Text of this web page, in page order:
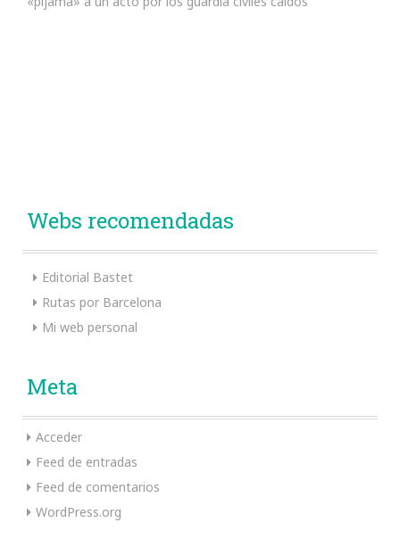
Webs recomendadas
Editorial Bastet
Rutas por Barcelona
Mi web personal
Meta
Acceder
Feed de entradas
Feed de comentarios
WordPress.org